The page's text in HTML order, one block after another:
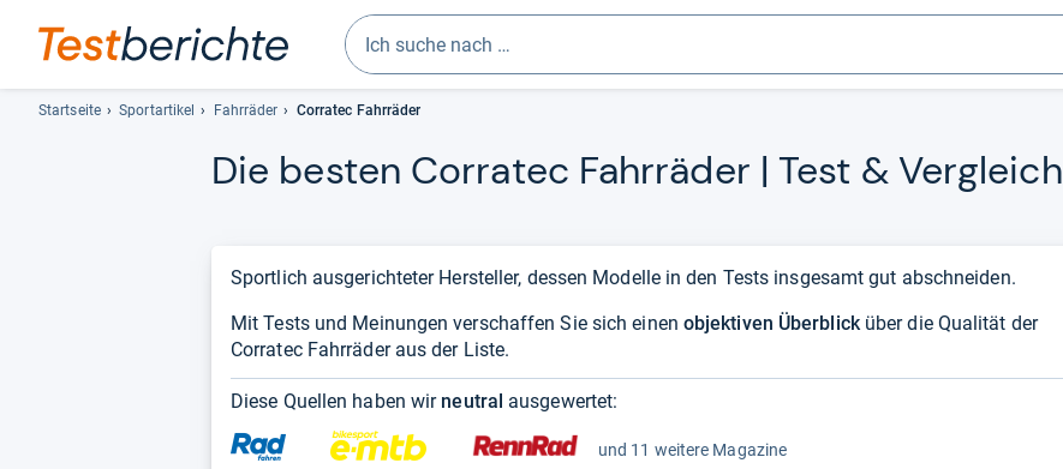
Geben
Sie
drei
Zeichen
erscheinen
und
lassen
sich
mit
den
Pfeiltasten
Startseite Sportartikel Fahrräder Corratec Fahrräder
Die bes­ten Cor­ra­tec Fahr­rä­der | Test & Ver­gleich
Sportlich ausgerichteter Hersteller, dessen Modelle in den Tests insgesamt gut abschneiden.
Mit Tests und Meinungen verschaffen Sie sich einen objektiven Überblicküber die Qualität der
Corratec Fahrräder aus der Liste.
Diese Quellen haben wir neutral ausgewertet:
und 11 weitere Magazine